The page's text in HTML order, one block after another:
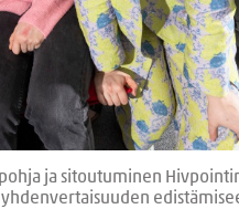
ja sitoutuminen